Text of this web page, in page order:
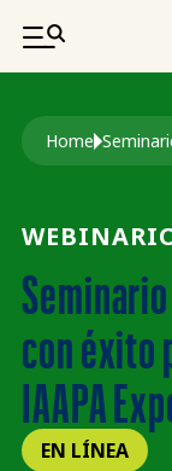
PASAR AL
Ruta de
Home
con éxito
IAAPA
EN LÍNEA